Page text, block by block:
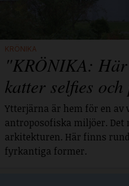
KRÖNIKA
"KRÖNIKA:
katter selfies
Ytterjärna är hem för en av
antroposofiska miljöer. Det
arkitekturen. Här finns
fyrkantiga former.